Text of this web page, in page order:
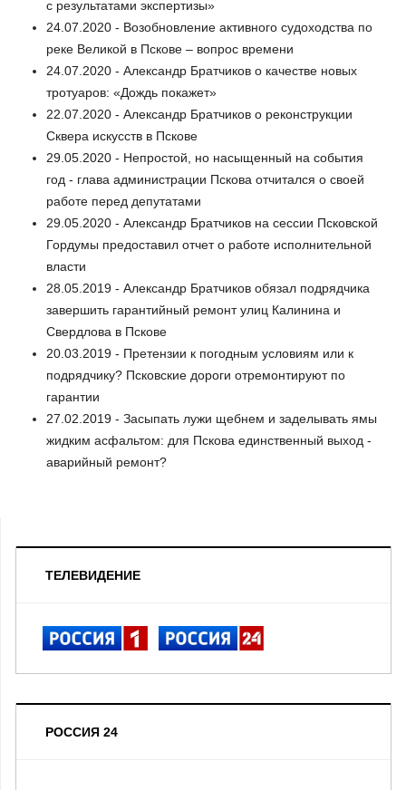
с результатами экспертизы»
24.07.2020 - Возобновление активного судоходства по
реке Великой в Пскове – вопрос времени
24.07.2020 - Александр Братчиков о качестве новых
тротуаров: «Дождь покажет»
22.07.2020 - Александр Братчиков о реконструкции
Сквера искусств в Пскове
29.05.2020 - Непростой, но насыщенный на события
год - глава администрации Пскова отчитался о своей
работе перед депутатами
29.05.2020 - Александр Братчиков на сессии Псковской
Гордумы предоставил отчет о работе исполнительной
власти
28.05.2019 - Александр Братчиков обязал подрядчика
завершить гарантийный ремонт улиц Калинина и
Свердлова в Пскове
20.03.2019 - Претензии к погодным условиям или к
подрядчику? Псковские дороги отремонтируют по
гарантии
27.02.2019 - Засыпать лужи щебнем и заделывать ямы
жидким асфальтом: для Пскова единственный выход -
аварийный ремонт?
ТЕЛЕВИДЕНИЕ
РОССИЯ 24